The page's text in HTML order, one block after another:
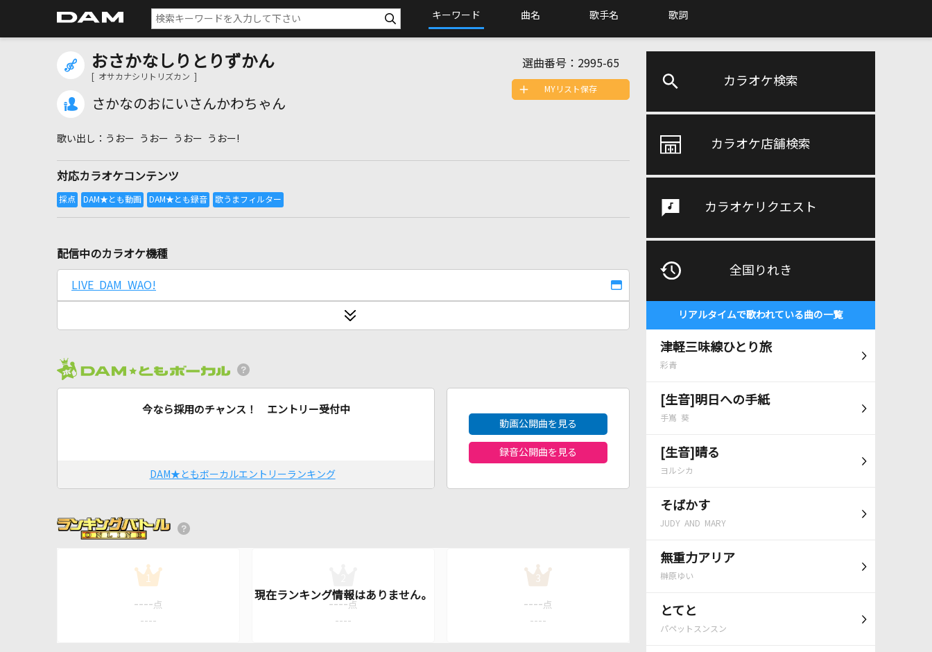
キーワード 曲名 歌手名 歌詞
カラオケ検索
カラオケ店舗検索
カラオケリクエスト
全国りれき
リアルタイムで歌われている曲の一覧
津軽三味線ひとり旅
彩青
[生音]明日への手紙
手嶌 葵
[生音]晴る
ヨルシカ
そばかす
JUDY AND MARY
無重力アリア
榊原ゆい
とてと
パペットスンスン
おさかなしりとりずかん
[ オサカナシリトリズカン ]
さかなのおにいさんかわちゃん
選曲番号： 2995-65
うおー うおー うおー うおー!
対応カラオケコンテンツ
MYリスト保存
配信中のカラオケ機種
LIVE DAM WAO!
今なら採用のチャンス！ エントリー受付中
DAM★ともボーカルエントリーランキング
動画公開曲を見る
録音公開曲を見る
1
---- 点
----
---- 点
----
3
---- 点
----